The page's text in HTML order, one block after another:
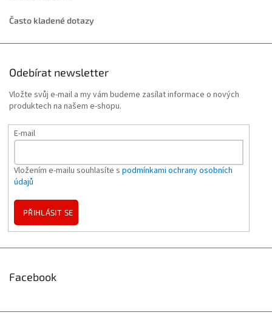
Často kladené dotazy
Odebírat newsletter
Vložte svůj e-mail a my vám budeme zasílat informace o nových
produktech na našem e-shopu.
E-mail
Vložením e-mailu souhlasíte s podmínkami ochrany osobních
údajů
PŘIHLÁSIT SE
Facebook